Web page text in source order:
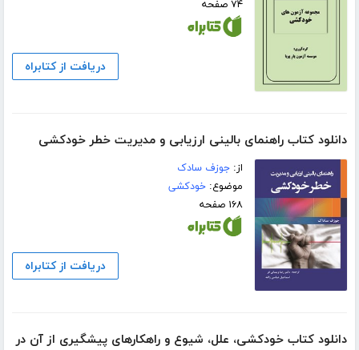
۷۴ صفحه
دریافت از کتابراه
دانلود کتاب راهنمای بالینی ارزیابی و مدیریت خطر خودکشی
از:جوزف سادک
موضوع:خودکشی
۱۶۸ صفحه
دریافت از کتابراه
دانلود کتاب خودکشی، علل، شیوع و راهکارهای پیشگیری از آن در